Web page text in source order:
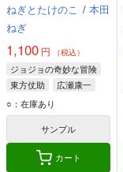
ねぎとたけのこ / 本田
ねぎ
1,100 円 （税込）
ジョジョの奇妙な冒険
東方仗助
広瀬康一
○：在庫あり
サンプル
カート